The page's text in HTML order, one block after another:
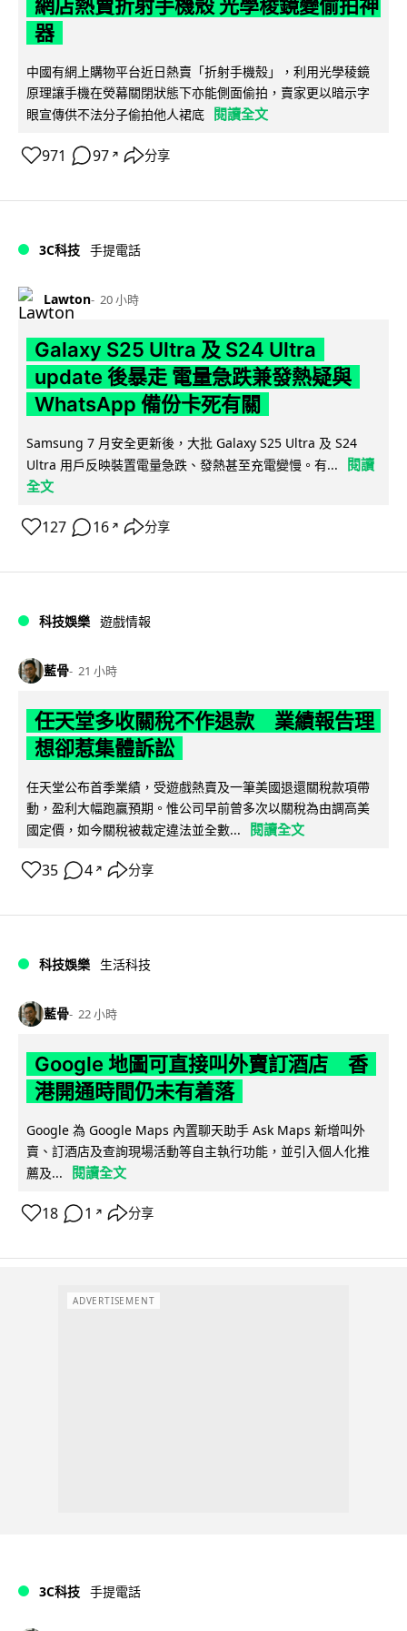
網店熱賣折射手機殼 光學稜鏡變偷拍神
器
中國有網上購物平台近日熱賣「折射手機殼」，利用光學稜鏡
原理讓手機在熒幕關閉狀態下亦能側面偷拍，賣家更以暗示字
眼宣傳供不法分子偷拍他人裙底
閱讀全文
971 97 ↗ 分享
3C科技 手提電話
Lawton 20 小時
Galaxy S25 Ultra 及 S24 Ultra
update 後暴走 電量急跌兼發熱疑與
WhatsApp 備份卡死有關
Samsung 7 月安全更新後，大批 Galaxy S25 Ultra 及 S24
Ultra 用戶反映裝置電量急跌、發熱甚至充電變慢。有...
閱讀
全文
127 16 ↗ 分享
科技娛樂 遊戲情報
藍骨 21 小時
任天堂多收關稅不作退款 業績報告理
想卻惹集體訴訟
任天堂公布首季業績，受遊戲熱賣及一筆美國退還關稅款項帶
動，盈利大幅跑贏預期。惟公司早前曾多次以關稅為由調高美
國定價，如今關稅被裁定違法並全數...
閱讀全文
35 4 ↗ 分享
科技娛樂 生活科技
藍骨 22 小時
Google 地圖可直接叫外賣訂酒店 香
港開通時間仍未有着落
Google 為 Google Maps 內置聊天助手 Ask Maps 新增叫外
賣、訂酒店及查詢現場活動等自主執行功能，並引入個人化推
薦及...
閱讀全文
18 1 ↗ 分享
ADVERTISEMENT
3C科技 手提電話